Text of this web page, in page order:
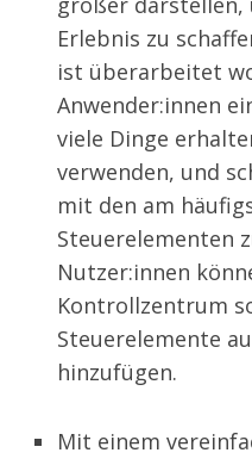
Erlebnis zu
ist überarbeitet
Anwender:innen
viele Dinge
verwenden, und
mit den am
Steuerelementen
Nutzer:innen
Kontrollzentrum
Steuerelemente
hinzufügen.
Mit einem